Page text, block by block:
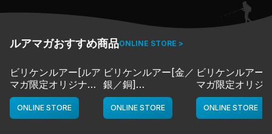
ルアマガおすすめ商品ONLINE STORE >
ビリケンルアー[ルア
マガ限定オリジナル
カラー／LMチャー
ト]
deps
ONLINE STORE
ビリケンルアー[金／
銀／銅]
deps
ONLINE STORE
ビリケンルアー[
マガ限定オリジ
カラー／LMボー
ワイト]
deps
ONLINE STORE